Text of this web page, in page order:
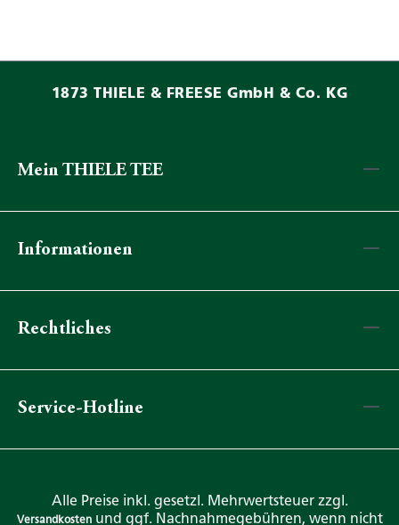
1873 THIELE & FREESE GmbH & Co. KG
Mein THIELE TEE
Informationen
Rechtliches
Service-Hotline
Alle Preise inkl. gesetzl. Mehrwertsteuer zzgl.
Versandkostenund ggf. Nachnahmegebühren, wenn nicht